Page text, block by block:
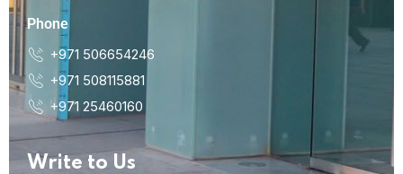
Phone
+971 506654246
+971 508115881
+971 25460160
Write to Us